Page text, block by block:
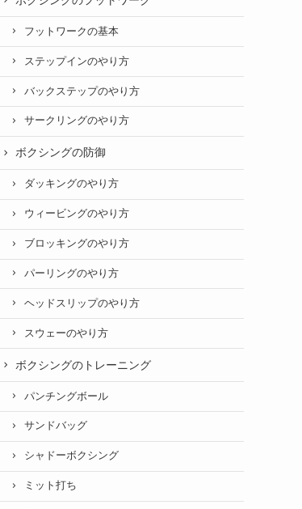
フットワークの基本
ステップインのやり方
バックステップのやり方
サークリングのやり方
ボクシングの防御
ダッキングのやり方
ウィービングのやり方
ブロッキングのやり方
パーリングのやり方
ヘッドスリップのやり方
スウェーのやり方
ボクシングのトレーニング
パンチングボール
サンドバッグ
シャドーボクシング
ミット打ち